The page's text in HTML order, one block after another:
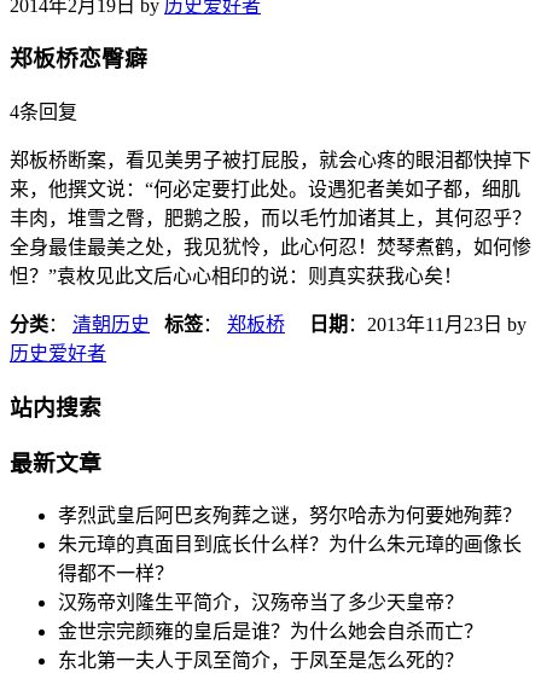
2014年2月19日 by 历史爱好者
郑板桥恋臀癖
4条回复
郑板桥断案，看见美男子被打屁股，就会心疼的眼泪都快掉下
来，他撰文说：“何必定要打此处。设遇犯者美如子都，细肌
丰肉，堆雪之臀，肥鹅之股，而以毛竹加诸其上，其何忍乎？
全身最佳最美之处，我见犹怜，此心何忍！焚琴煮鹤，如何惨
怛？”袁枚见此文后心心相印的说：则真实获我心矣！
分类： 清朝历史 标签： 郑板桥 日期 ： 2013年11月23日 by
历史爱好者
站内搜索
最新文章
孝烈武皇后阿巴亥殉葬之谜，努尔哈赤为何要她殉葬？
朱元璋的真面目到底长什么样？为什么朱元璋的画像长
得都不一样？
汉殇帝刘隆生平简介，汉殇帝当了多少天皇帝？
金世宗完颜雍的皇后是谁？为什么她会自杀而亡？
东北第一夫人于凤至简介，于凤至是怎么死的？